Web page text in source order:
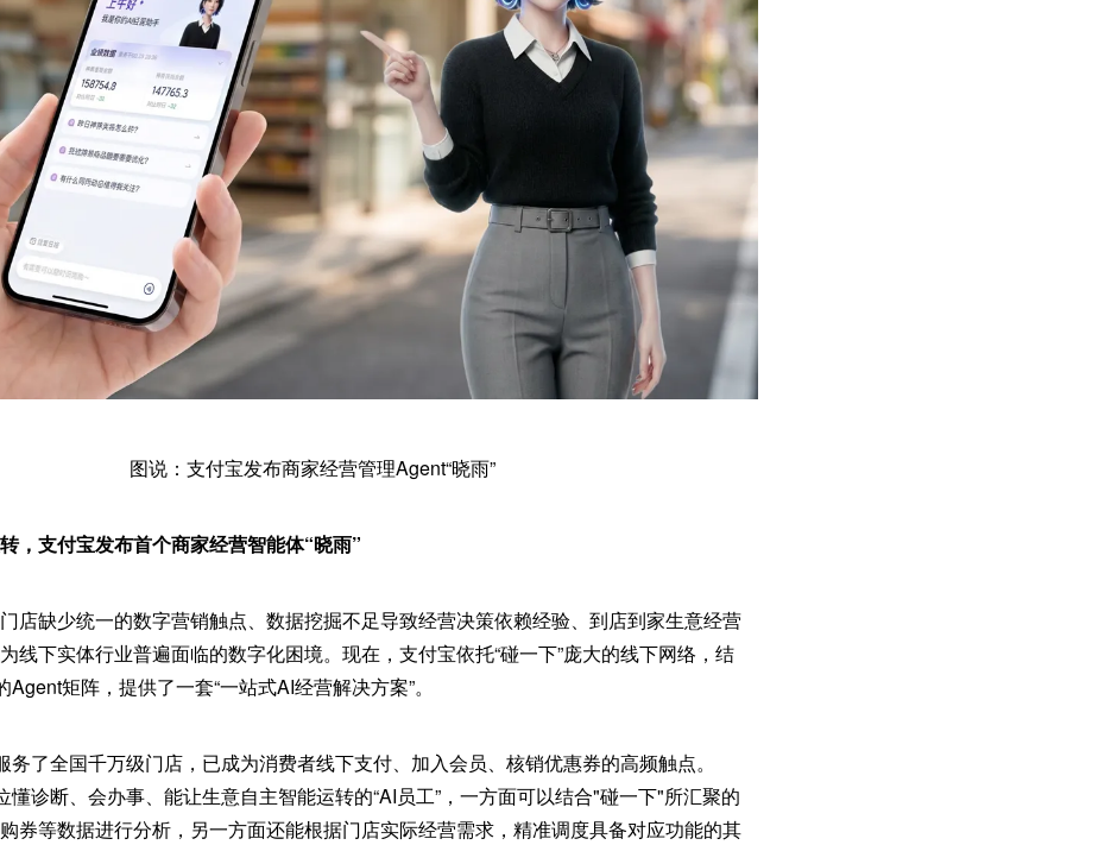
图说：支付宝发布商家经营管理Agent“晓雨”
，支付宝发布首个商家经营智能体“晓雨”
店缺少统一的数字营销触点、数据挖掘不足导致经营决策依赖经验、到店到家生意经营
线下实体行业普遍面临的数字化困境。现在，支付宝依托“碰一下”庞大的线下网络，结
Agent矩阵，提供了一套“一站式AI经营解决方案”。
务了全国千万级门店，已成为消费者线下支付、加入会员、核销优惠券的高频触点。
懂诊断、会办事、能让生意自主智能运转的“AI员工”，一方面可以结合"碰一下"所汇聚的
券等数据进行分析，另一方面还能根据门店实际经营需求，精准调度具备对应功能的其